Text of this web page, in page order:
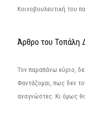
Κοινοβουλευτική του
Άρθρο του Τοπάλη
Τον παραπάνω κύριο,
Φαντάζομαι, πως δεν
αναγνώστες. Κι όμως